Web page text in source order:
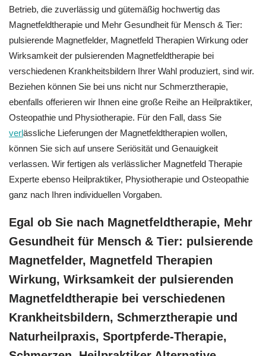
Betrieb, die zuverlässig und gütemäßig hochwertig das
Magnetfeldtherapie und Mehr Gesundheit für Mensch & Tier:
pulsierende Magnetfelder, Magnetfeld Therapien Wirkung oder
Wirksamkeit der pulsierenden Magnetfeldtherapie bei
verschiedenen Krankheitsbildern Ihrer Wahl produziert, sind wir.
Beziehen können Sie bei uns nicht nur Schmerztherapie,
ebenfalls offerieren wir Ihnen eine große Reihe an Heilpraktiker,
Osteopathie und Physiotherapie. Für den Fall, dass Sie
verlässliche Lieferungen der Magnetfeldtherapien wollen,
können Sie sich auf unsere Seriösität und Genauigkeit
verlassen. Wir fertigen als verlässlicher Magnetfeld Therapie
Experte ebenso Heilpraktiker, Physiotherapie und Osteopathie
ganz nach Ihren individuellen Vorgaben.
Egal ob Sie nach Magnetfeldtherapie, Mehr
Gesundheit für Mensch & Tier: pulsierende
Magnetfelder, Magnetfeld Therapien
Wirkung, Wirksamkeit der pulsierenden
Magnetfeldtherapie bei verschiedenen
Krankheitsbildern, Schmerztherapie und
Naturheilpraxis, Sportpferde-Therapie,